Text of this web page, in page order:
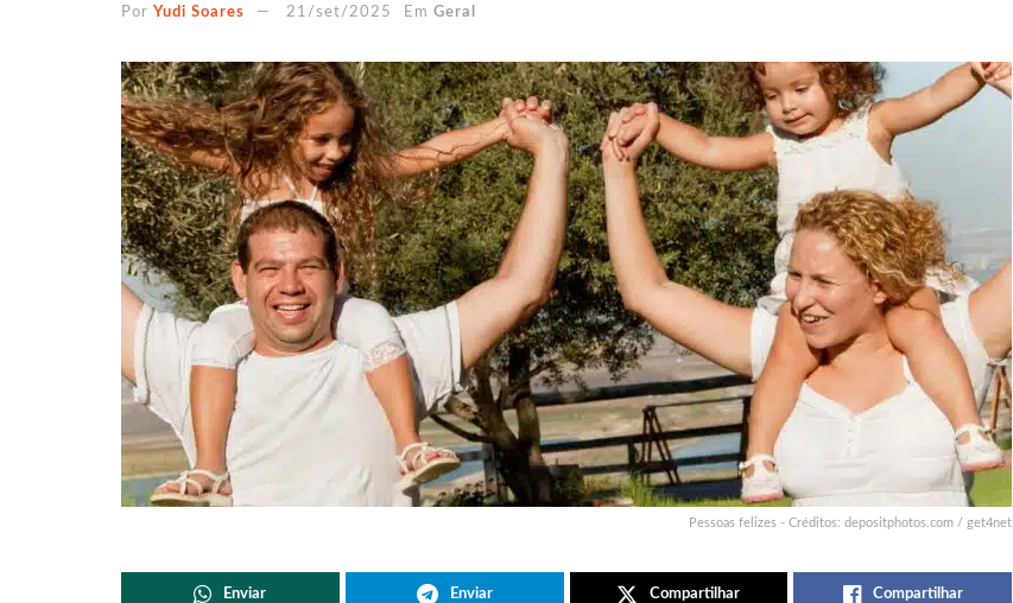
Por Yudi Soares 21/set/2025 Em Geral
Pessoas felizes - Créditos: depositphotos.com / get4net
Enviar Enviar Compartilhar Compartilhar